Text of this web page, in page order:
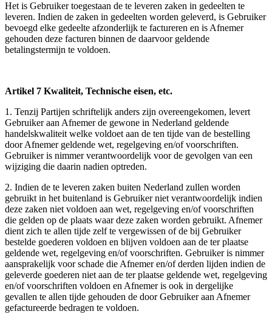
Het is Gebruiker toegestaan de te leveren zaken in gedeelten te
leveren. Indien de zaken in gedeelten worden geleverd, is Gebruiker
bevoegd elke gedeelte afzonderlijk te factureren en is Afnemer
gehouden deze facturen binnen de daarvoor geldende
betalingstermijn te voldoen.
Artikel 7 Kwaliteit, Technische eisen, etc.
1. Tenzij Partijen schriftelijk anders zijn overeengekomen, levert
Gebruiker aan Afnemer de gewone in Nederland geldende
handelskwaliteit welke voldoet aan de ten tijde van de bestelling
door Afnemer geldende wet, regelgeving en/of voorschriften.
Gebruiker is nimmer verantwoordelijk voor de gevolgen van een
wijziging die daarin nadien optreden.
2. Indien de te leveren zaken buiten Nederland zullen worden
gebruikt in het buitenland is Gebruiker niet verantwoordelijk indien
deze zaken niet voldoen aan wet, regelgeving en/of voorschriften
die gelden op de plaats waar deze zaken worden gebruikt. Afnemer
dient zich te allen tijde zelf te vergewissen of de bij Gebruiker
bestelde goederen voldoen en blijven voldoen aan de ter plaatse
geldende wet, regelgeving en/of voorschriften. Gebruiker is nimmer
aansprakelijk voor schade die Afnemer en/of derden lijden indien de
geleverde goederen niet aan de ter plaatse geldende wet, regelgeving
en/of voorschriften voldoen en Afnemer is ook in dergelijke
gevallen te allen tijde gehouden de door Gebruiker aan Afnemer
gefactureerde bedragen te voldoen.